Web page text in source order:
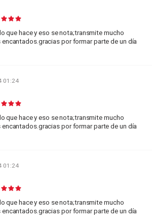
que hace y eso se nota;transmite mucho
por formar parte de un día
01:24
que hace y eso se nota;transmite mucho
por formar parte de un día
01:24
que hace y eso se nota;transmite mucho
por formar parte de un día